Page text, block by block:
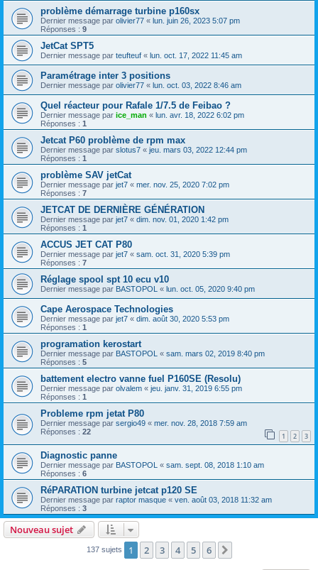
problème démarrage turbine p160sx
Dernier message par olivier77 « lun. juin 26, 2023 5:07 pm
Réponses : 9
JetCat SPT5
Dernier message par teufteuf « lun. oct. 17, 2022 11:45 am
Paramétrage inter 3 positions
Dernier message par olivier77 « lun. oct. 03, 2022 8:46 am
Quel réacteur pour Rafale 1/7.5 de Feibao ?
Dernier message par ice_man « lun. avr. 18, 2022 6:02 pm
Réponses : 1
Jetcat P60 problème de rpm max
Dernier message par slotus7 « jeu. mars 03, 2022 12:44 pm
Réponses : 1
problème SAV jetCat
Dernier message par jet7 « mer. nov. 25, 2020 7:02 pm
Réponses : 7
JETCAT DE DERNIÈRE GÉNÉRATION
Dernier message par jet7 « dim. nov. 01, 2020 1:42 pm
Réponses : 1
ACCUS JET CAT P80
Dernier message par jet7 « sam. oct. 31, 2020 5:39 pm
Réponses : 7
Réglage spool spt 10 ecu v10
Dernier message par BASTOPOL « lun. oct. 05, 2020 9:40 pm
Cape Aerospace Technologies
Dernier message par jet7 « dim. août 30, 2020 5:53 pm
Réponses : 1
programation kerostart
Dernier message par BASTOPOL « sam. mars 02, 2019 8:40 pm
Réponses : 5
battement electro vanne fuel P160SE (Resolu)
Dernier message par olvalem « jeu. janv. 31, 2019 6:55 pm
Réponses : 1
Probleme rpm jetat P80
Dernier message par sergio49 « mer. nov. 28, 2018 7:59 am
Réponses : 22 1 2 3
Diagnostic panne
Dernier message par BASTOPOL « sam. sept. 08, 2018 1:10 am
Réponses : 6
RéPARATION turbine jetcat p120 SE
Dernier message par raptor masque « ven. août 03, 2018 11:32 am
Réponses : 3
Nouveau sujet
137 sujets 1 2 3 4 5 6